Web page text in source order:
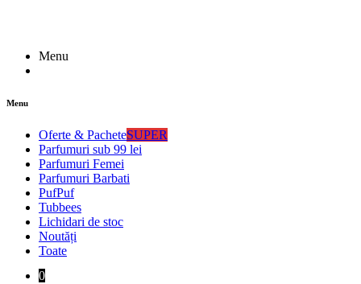
Menu
Menu
Oferte & PacheteSUPER
Parfumuri sub 99 lei
Parfumuri Femei
Parfumuri Barbati
PufPuf
Tubbees
Lichidari de stoc
Noutăți
Toate
0